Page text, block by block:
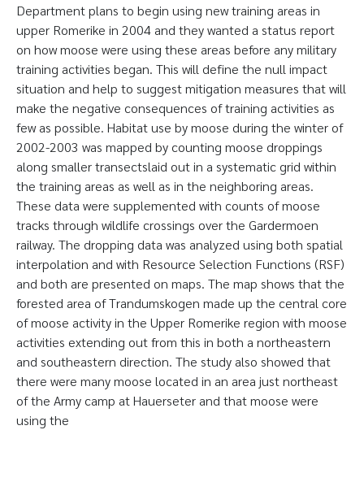
Department plans to begin using new training areas in
upper Romerike in 2004 and they wanted a status report
on how moose were using these areas before any military
training activities began. This will define the null impact
situation and help to suggest mitigation measures that will
make the negative consequences of training activities as
few as possible. Habitat use by moose during the winter of
2002-2003 was mapped by counting moose droppings
along smaller transectslaid out in a systematic grid within
the training areas as well as in the neighboring areas.
These data were supplemented with counts of moose
tracks through wildlife crossings over the Gardermoen
railway. The dropping data was analyzed using both spatial
interpolation and with Resource Selection Functions (RSF)
and both are presented on maps. The map shows that the
forested area of Trandumskogen made up the central core
of moose activity in the Upper Romerike region with moose
activities extending out from this in both a northeastern
and southeastern direction. The study also showed that
there were many moose located in an area just northeast
of the Army camp at Hauerseter and that moose were
using the